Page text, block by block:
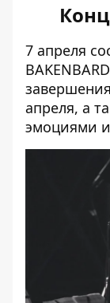
7 апреля
апреля, а
эмоциями